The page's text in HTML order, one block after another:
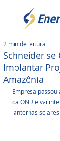
Schneider se
Implantar
Amazônia
2 min de leitura
Empresa
da ONU e vai
lanternas